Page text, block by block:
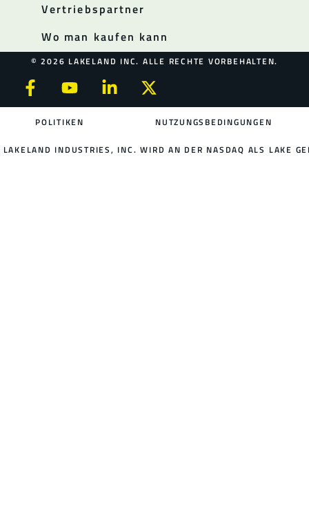
Vertriebspartner
Wo man kaufen kann
© 2026 LAKELAND INC. ALLE RECHTE VORBEHALTEN.
POLITIKEN NUTZUNGSBEDINGUNGEN
LAKELAND INDUSTRIES, INC. WIRD AN DER NASDAQ ALS LAKE